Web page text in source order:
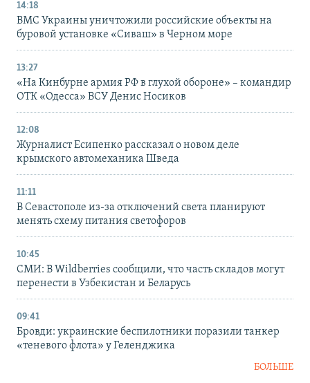
14:18
ВМС Украины уничтожили российские объекты на
буровой установке «Сиваш» в Черном море
13:27
«На Кинбурне армия РФ в глухой обороне» – командир
ОТК «Одесса» ВСУ Денис Носиков
12:08
Журналист Есипенко рассказал о новом деле
крымского автомеханика Шведа
11:11
В Севастополе из-за отключений света планируют
менять схему питания светофоров
10:45
СМИ: В Wildberries сообщили, что часть складов могут
перенести в Узбекистан и Беларусь
09:41
Бровди: украинские беспилотники поразили танкер
«теневого флота» у Геленджика
БОЛЬШЕ